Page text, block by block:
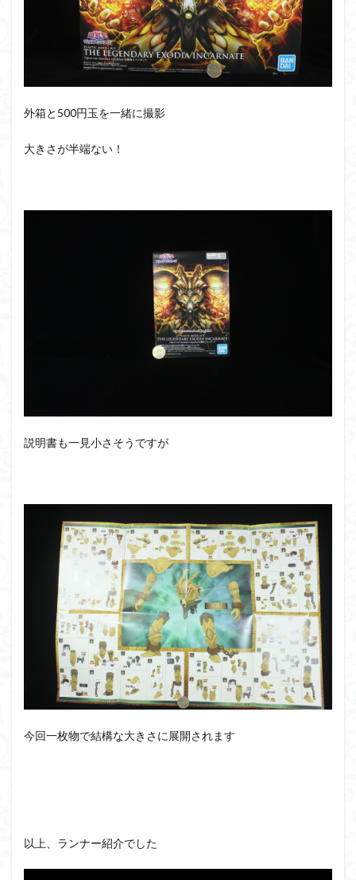
外箱と500円玉を一緒に撮影
大きさが半端ない！
説明書も一見小さそうですが
今回一枚物で結構な大きさに展開されます
以上、ランナー紹介でした